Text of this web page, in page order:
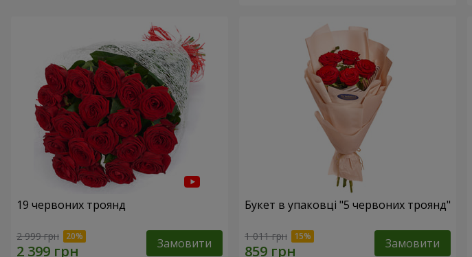
19 червоних троянд
2 999 грн Замовити
Букет в упаковці "5 червоних троянд"
1 011 грн Замовити